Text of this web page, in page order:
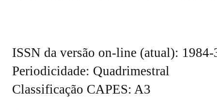
ISSN da versão on-line (atual): 1984-
Periodicidade: Quadrimestral
Classificação CAPES: A3